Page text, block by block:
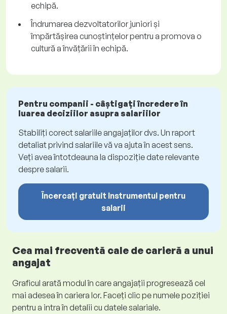
echipă.
Îndrumarea dezvoltatorilor juniori și
împărtășirea cunoștințelor pentru a promova o
cultură a învățării în echipă.
Pentru companii - câștigați încredere în
luarea deciziilor asupra salariilor
Stabiliți corect salariile angajaților dvs. Un raport
detaliat privind salariile vă va ajuta în acest sens.
Veți avea întotdeauna la dispoziție date relevante
despre salarii.
Încercați gratuit Instrumentul pentru
salarii
Cea mai frecventă cale de carieră a unui
angajat
Graficul arată modul în care angajații progresează cel
mai adesea în cariera lor. Faceți clic pe numele poziției
pentru a intra în detalii cu datele salariale.